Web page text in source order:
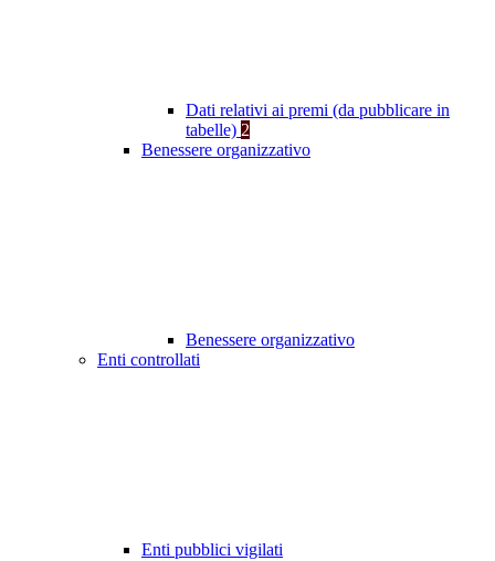
Dati relativi ai premi (da pubblicare in
tabelle) 2
Benessere organizzativo
Benessere organizzativo
Enti controllati
Enti pubblici vigilati